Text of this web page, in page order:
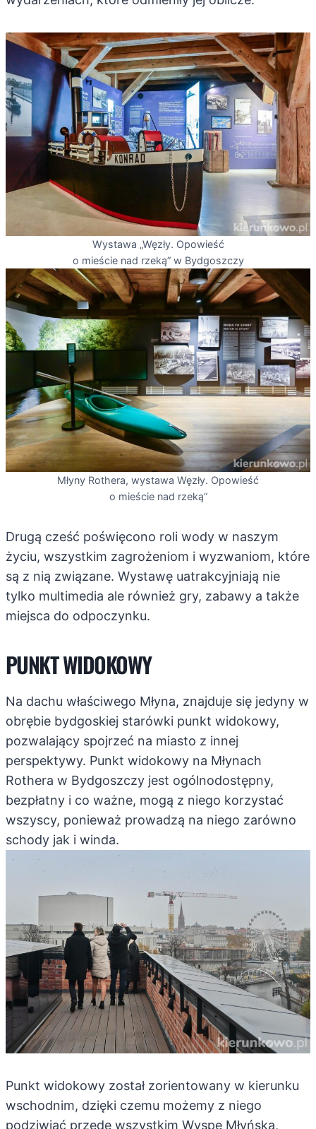
Wystawa „Węzły. Opowieść
o mieście nad rzeką” w Bydgoszczy
Młyny Rothera, wystawa Węzły. Opowieść
o mieście nad rzeką”
Drugą cześć poświęcono roli wody w naszym
życiu, wszystkim zagrożeniom i wyzwaniom, które
są z nią związane. Wystawę uatrakcyjniają nie
tylko multimedia ale również gry, zabawy a także
miejsca do odpoczynku.
PUNKT WIDOKOWY
Na dachu właściwego Młyna, znajduje się jedyny w
obrębie bydgoskiej starówki punkt widokowy,
pozwalający spojrzeć na miasto z innej
perspektywy. Punkt widokowy na Młynach
Rothera w Bydgoszczy jest ogólnodostępny,
bezpłatny i co ważne, mogą z niego korzystać
wszyscy, ponieważ prowadzą na niego zarówno
schody jak i winda.
Punkt widokowy został zorientowany w kierunku
wschodnim, dzięki czemu możemy z niego
podziwiać przede wszystkim Wyspę Młyńską,